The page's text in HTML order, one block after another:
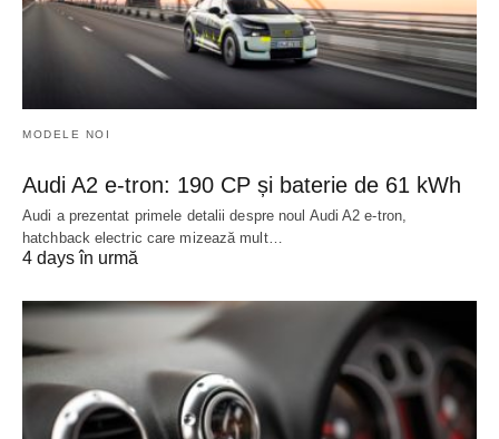
MODELE NOI
Audi A2 e-tron: 190 CP și baterie de 61 kWh
Audi a prezentat primele detalii despre noul Audi A2 e-tron,
hatchback electric care mizează mult…
4 days în urmă